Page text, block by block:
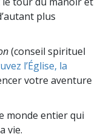
plus
(conseil spirituel
l’Église, la
votre aventure
monde entier qui
vie.